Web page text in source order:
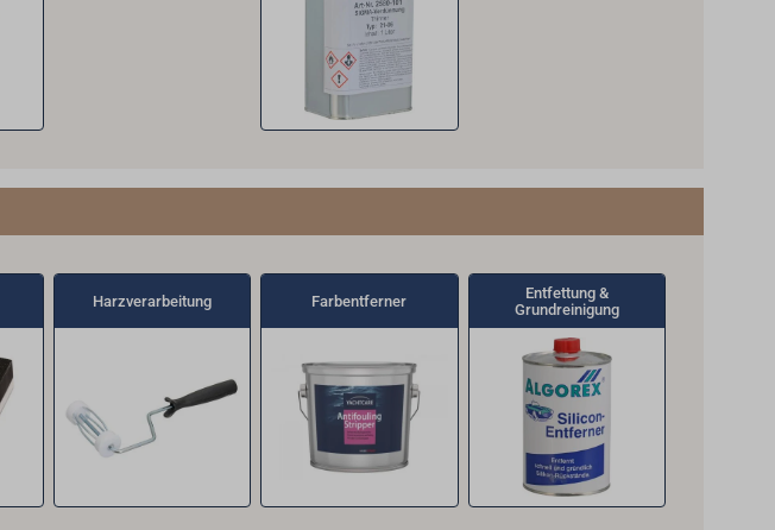
Harzverarbeitung Farbentferner
Entfettung &
Grundreinigung